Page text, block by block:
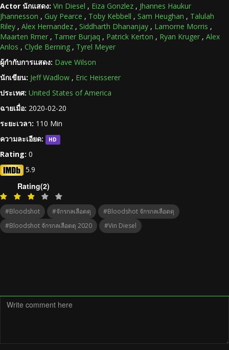
Actor นักแสดง: Vin Diesel , Eiza Gonzlez , Jhannes Haukur
Jhannesson , Guy Pearce , Toby Kebbell , Sam Heughan , Talulah
Riley , Alex Hernandez , Siddharth Dhananjay , Lamorne Morris ,
Maarten Rmer , Tamer Burjaq , Patrick Kerton , Ryan Kruger , Alex
Anlos , Clyde Berning , Tyrel Meyer
ผู้กำกับการแสดง: Dave Wilson
นักเขียน: Jeff Wadlow , Eric Heisserer
ประเทศ: United States of America
ฉายเมื่อ: 2020-02-20
ระยะเวลา: 110 Min
ความละเอียด:
HD
Rating: 0
5.9
Rating(2)
#Bloodshot #จักรกลเลือดดุ
#Bloodshot จักรกลเลือดดุ
#Bloodshot จักรกลเลือดดุ 2020
#Vin Diesel